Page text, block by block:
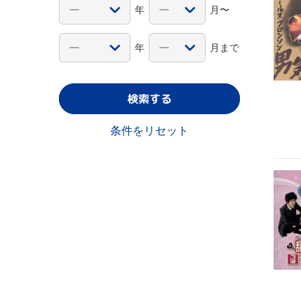
年 月〜
年 月まで
検索する
条件をリセット